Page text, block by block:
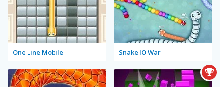
One Line Mobile Snake IO War